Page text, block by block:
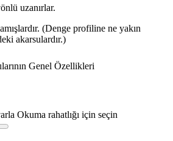
uzanırlar.
(Denge profiline ne yakın
akarsulardır.)
Genel Özellikleri
Okuma rahatlığı için seçin